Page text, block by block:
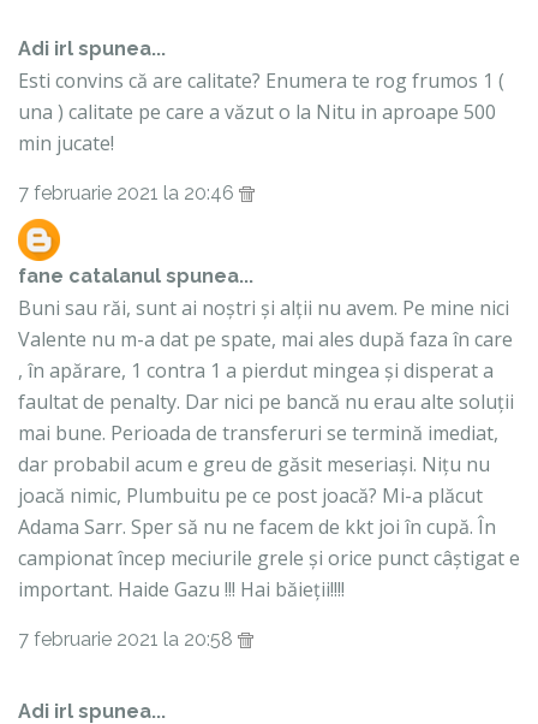
Adi irl spunea...
Esti convins că are calitate? Enumera te rog frumos 1 (
una ) calitate pe care a văzut o la Nitu in aproape 500
min jucate!
7 februarie 2021 la 20:46
fane catalanul spunea...
Buni sau răi, sunt ai noștri și alții nu avem. Pe mine nici
Valente nu m-a dat pe spate, mai ales după faza în care
, în apărare, 1 contra 1 a pierdut mingea și disperat a
faultat de penalty. Dar nici pe bancă nu erau alte soluții
mai bune. Perioada de transferuri se termină imediat,
dar probabil acum e greu de găsit meseriași. Nițu nu
joacă nimic, Plumbuitu pe ce post joacă? Mi-a plăcut
Adama Sarr. Sper să nu ne facem de kkt joi în cupă. În
campionat încep meciurile grele și orice punct câștigat e
important. Haide Gazu !!! Hai băieții!!!!
7 februarie 2021 la 20:58
Adi irl spunea...